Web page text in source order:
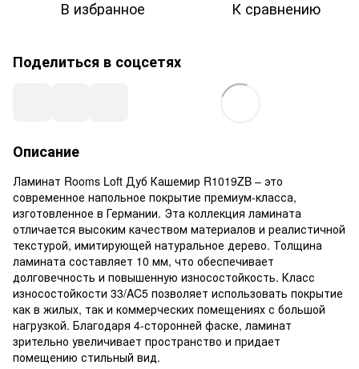
В избранное К сравнению
Поделиться в соцсетях
Описание
Ламинат Rooms Loft Дуб Кашемир R1019ZB – это
современное напольное покрытие премиум-класса,
изготовленное в Германии. Эта коллекция ламината
отличается высоким качеством материалов и реалистичной
текстурой, имитирующей натуральное дерево. Толщина
ламината составляет 10 мм, что обеспечивает
долговечность и повышенную износостойкость. Класс
износостойкости 33/AC5 позволяет использовать покрытие
как в жилых, так и коммерческих помещениях с большой
нагрузкой. Благодаря 4-сторонней фаске, ламинат
зрительно увеличивает пространство и придает
помещению стильный вид.